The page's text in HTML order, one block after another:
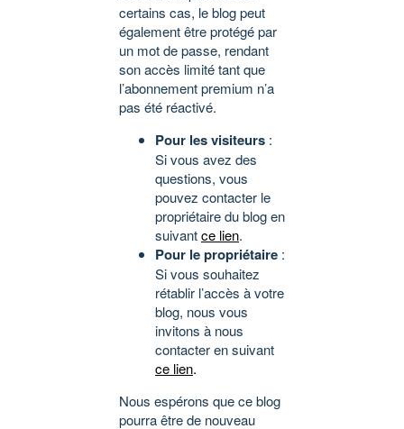
certains cas, le blog peut
également être protégé par
un mot de passe, rendant
son accès limité tant que
l’abonnement premium n’a
pas été réactivé.
Pour les visiteurs :
Si vous avez des
questions, vous
pouvez contacter le
propriétaire du blog en
suivantce lien.
Pour le propriétaire :
Si vous souhaitez
rétablir l’accès à votre
blog, nous vous
invitons à nous
contacter en suivant
ce lien.
Nous espérons que ce blog
pourra être de nouveau